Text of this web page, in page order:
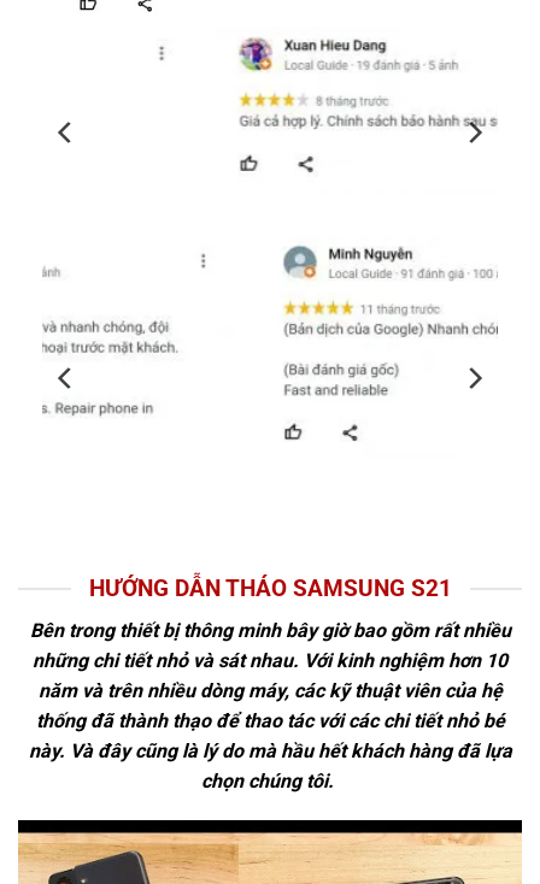
HƯỚNG DẪN THÁO SAMSUNG S21
Bên trong thiết bị thông minh bây giờ bao gồm rất nhiều
những chi tiết nhỏ và sát nhau. Với kinh nghiệm hơn 10
năm và trên nhiều dòng máy, các kỹ thuật viên của hệ
thống đã thành thạo để thao tác với các chi tiết nhỏ bé
này. Và đây cũng là lý do mà hầu hết khách hàng đã lựa
chọn chúng tôi.